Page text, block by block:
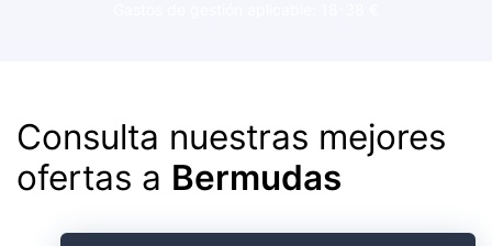
Consulta nuestras mejores
ofertas a Bermudas